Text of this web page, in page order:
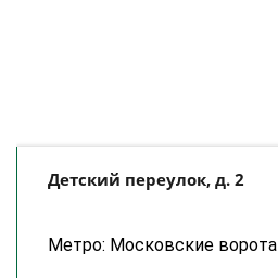
Детский переулок, д. 2
Метро: Московские ворота